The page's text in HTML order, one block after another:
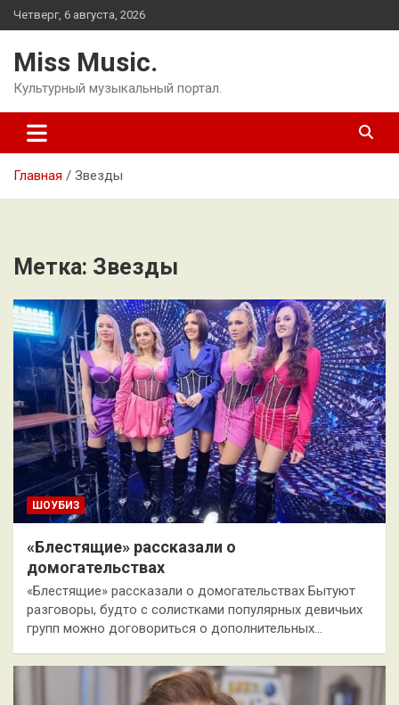
Перейти
к
Четверг, 6 августа, 2026
Miss Music.
Культурный музыкальный портал.
Главная Звезды
Метка: Звезды
ШОУБИЗ
«Блестящие» рассказали о
домогательствах
«Блестящие» рассказали о домогательствах Бытуют
разговоры, будто с солистками популярных девичьих
групп можно договориться о дополнительных…